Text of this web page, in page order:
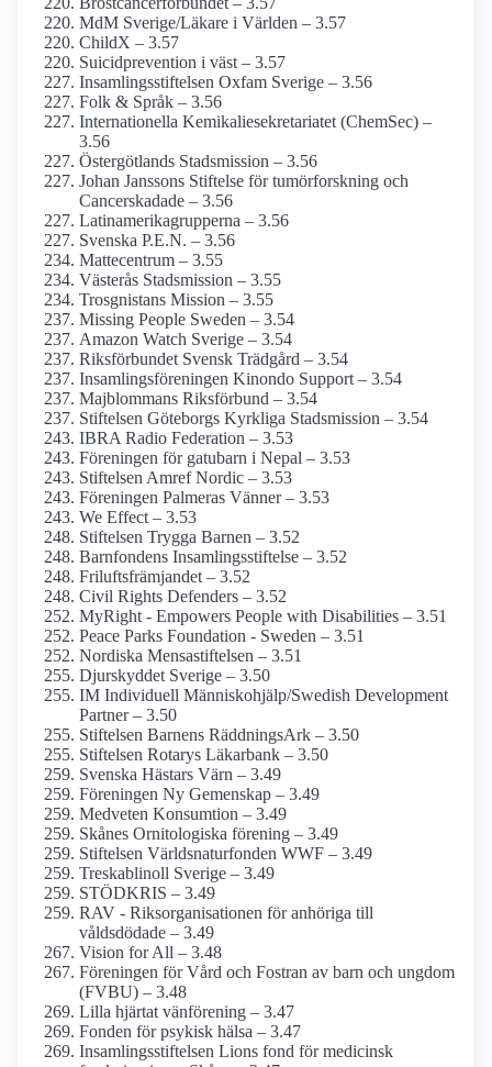
MdM Sverige/Läkare i Världen – 3.57
ChildX – 3.57
Suicidprevention i väst – 3.57
Insamlings­stiftelsen Oxfam Sverige – 3.56
Folk & Språk – 3.56
Internationella Kemikalie­sekretariatet (ChemSec) –
3.56
Östergötlands Stadsmission – 3.56
Johan Janssons Stiftelse för tumör­forskning och
Cancer­skadade – 3.56
Latinamerika­grupperna – 3.56
Svenska P.E.N. – 3.56
Mattecentrum – 3.55
Västerås Stadsmission – 3.55
Trosgnistans Mission – 3.55
Missing People Sweden – 3.54
Amazon Watch Sverige – 3.54
Riksförbundet Svensk Trädgård – 3.54
Insamlings­föreningen Kinondo Support – 3.54
Majblommans Riksförbund – 3.54
Stiftelsen Göteborgs Kyrkliga Stads­mission – 3.54
IBRA Radio Federation – 3.53
Föreningen för gatubarn i Nepal – 3.53
Stiftelsen Amref Nordic – 3.53
Föreningen Palmeras Vänner – 3.53
We Effect – 3.53
Stiftelsen Trygga Barnen – 3.52
Barnfondens Insamlings­stiftelse – 3.52
Frilufts­främjandet – 3.52
Civil Rights Defenders – 3.52
MyRight - Empowers People with Disabilities – 3.51
Peace Parks Foundation - Sweden – 3.51
Nordiska Mensastiftelsen – 3.51
Djurskyddet Sverige – 3.50
IM Individuell Människohjälp/­Swedish Development
Partner – 3.50
Stiftelsen Barnens RäddningsArk – 3.50
Stiftelsen Rotarys Läkarbank – 3.50
Svenska Hästars Värn – 3.49
Föreningen Ny Gemenskap – 3.49
Medveten Konsumtion – 3.49
Skånes Ornitologiska förening – 3.49
Stiftelsen Världsnaturfonden WWF – 3.49
Treskablinoll Sverige – 3.49
STÖDKRIS – 3.49
RAV - Riksorganisationen för anhöriga till
våldsdödade – 3.49
Vision for All – 3.48
Föreningen för Vård och Fostran av barn och ungdom
(FVBU) – 3.48
Lilla hjärtat vänförening – 3.47
Fonden för psykisk hälsa – 3.47
Insamlingsstiftelsen Lions fond för medicinsk